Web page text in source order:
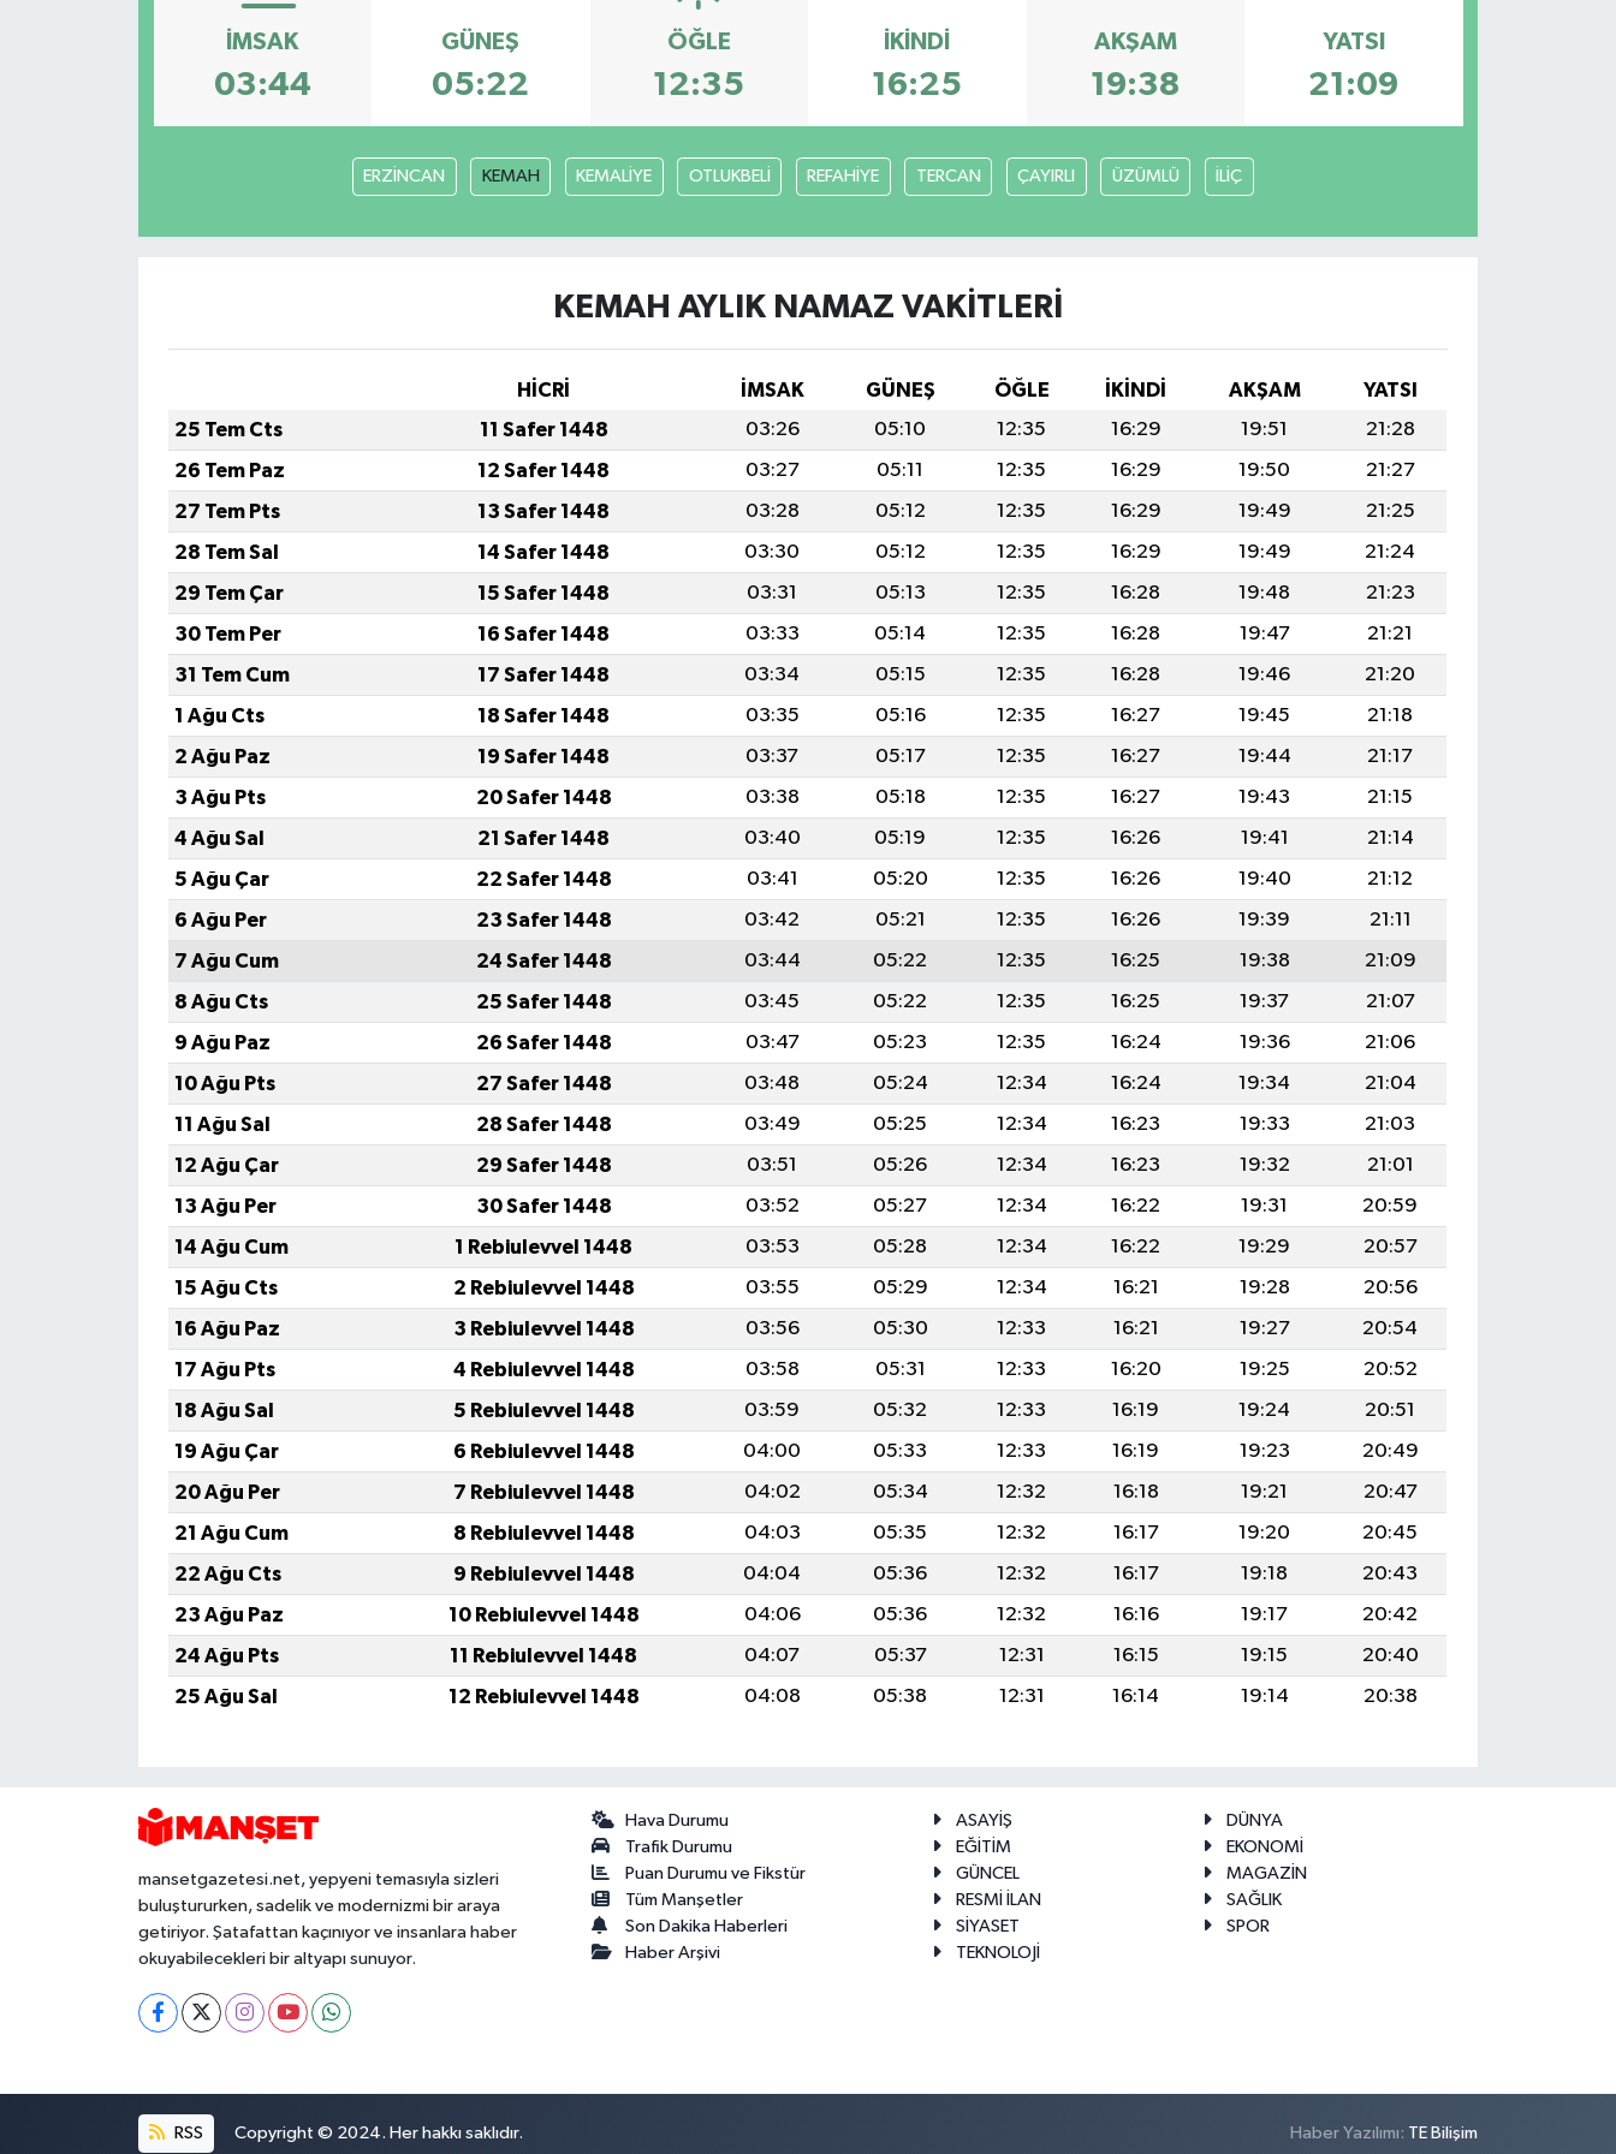
İMSAK
03:44
GÜNEŞ
05:22
ÖĞLE
12:35
İKINDI
16:25
AKŞAM
19:38
YATSI
21:09
ERZİNCAN KEMAH KEMALİYE OTLUKBELİ REFAHİYE TERCAN ÇAYIRLI ÜZÜMLÜ İLİÇ
KEMAH AYLIK NAMAZ VAKITLERI
HİCRİ İMSAK GÜNEŞ ÖĞLE İKINDI AKŞAM
YATSI
25 Tem Cts
11 Safer 1448 03:26 05:10 12:35 16:29 19:51
21:28
26 Tem Paz
12 Safer 1448 03:27 05:11 12:35 16:29 19:50
21:27
27 Tem Pts
13 Safer 1448 03:28 05:12 12:35 16:29 19:49
21:25
28 Tem Sal
14 Safer 1448 03:30 05:12 12:35 16:29 19:49
21:24
29 Tem Çar
15 Safer 1448 03:31 05:13 12:35 16:28 19:48
21:23
30 Tem Per
16 Safer 1448 03:33 05:14 12:35 16:28 19:47
21:21
31 Tem Cum
17 Safer 1448 03:34 05:15 12:35 16:28 19:46
21:20
1 Ağu Cts
18 Safer 1448 03:35 05:16 12:35 16:27 19:45
21:18
2 Ağu Paz
19 Safer 1448 03:37 05:17 12:35 16:27 19:44
21:17
3 Ağu Pts
20 Safer 1448 03:38 05:18 12:35 16:27 19:43
21:15
4 Ağu Sal
21 Safer 1448 03:40 05:19 12:35 16:26 19:41
21:14
5 Ağu Çar
22 Safer 1448 03:41 05:20 12:35 16:26 19:40
21:12
6 Ağu Per
23 Safer 1448 03:42 05:21 12:35 16:26 19:39
21:11
7 Ağu Cum
24 Safer 1448 03:44 05:22 12:35 16:25 19:38
21:09
8 Ağu Cts
25 Safer 1448 03:45 05:22 12:35 16:25 19:37
21:07
9 Ağu Paz
26 Safer 1448 03:47 05:23 12:35 16:24 19:36
21:06
10 Ağu Pts
27 Safer 1448 03:48 05:24 12:34 16:24 19:34
21:04
11 Ağu Sal
28 Safer 1448 03:49 05:25 12:34 16:23 19:33
21:03
12 Ağu Çar
29 Safer 1448 03:51 05:26 12:34 16:23 19:32
21:01
13 Ağu Per
30 Safer 1448 03:52 05:27 12:34 16:22 19:31
20:59
14 Ağu Cum
1 Rebiulevvel 1448 03:53 05:28 12:34 16:22 19:29
20:57
15 Ağu Cts
2 Rebiulevvel 1448 03:55 05:29 12:34 16:21 19:28
20:56
16 Ağu Paz
3 Rebiulevvel 1448 03:56 05:30 12:33 16:21 19:27
20:54
17 Ağu Pts
4 Rebiulevvel 1448 03:58 05:31 12:33 16:20 19:25
20:52
18 Ağu Sal
5 Rebiulevvel 1448 03:59 05:32 12:33 16:19 19:24
20:51
19 Ağu Çar
6 Rebiulevvel 1448 04:00 05:33 12:33 16:19 19:23
20:49
20 Ağu Per
7 Rebiulevvel 1448 04:02 05:34 12:32 16:18 19:21
20:47
21 Ağu Cum
8 Rebiulevvel 1448 04:03 05:35 12:32 16:17 19:20
20:45
22 Ağu Cts
9 Rebiulevvel 1448 04:04 05:36 12:32 16:17 19:18
20:43
23 Ağu Paz
10 Rebiulevvel 1448 04:06 05:36 12:32 16:16 19:17
20:42
24 Ağu Pts
11 Rebiulevvel 1448 04:07 05:37 12:31 16:15 19:15
20:40
25 Ağu Sal
12 Rebiulevvel 1448 04:08 05:38 12:31 16:14 19:14 20:38
mansetgazetesi.net, yepyeni temasıyla sizleri
buluştururken, sadelik ve modernizmi bir araya
getiriyor. Şatafattan kaçınıyor ve insanlara haber
okuyabilecekleri bir altyapı sunuyor.
Hava Durumu
Trafik Durumu
Puan Durumu ve Fikstür
Tüm Manşetler
Son Dakika Haberleri
Haber Arşivi
ASAYİŞ
DÜNYA
EĞİTİM
EKONOMİ
GÜNCEL
MAGAZİN
RESMİ İLAN
SAĞLIK
SİYASET
SPOR
TEKNOLOJİ
RSS Copyright © 2024. Her hakkı saklıdır. Haber Yazılımı: TE Bilişim